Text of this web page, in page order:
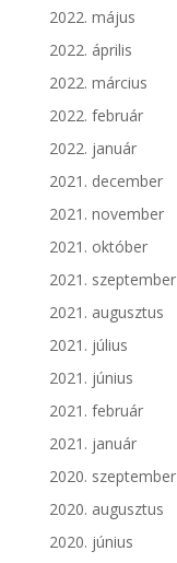
2022. május
2022. április
2022. március
2022. február
2022. január
2021. december
2021. november
2021. október
2021. szeptember
2021. augusztus
2021. július
2021. június
2021. február
2021. január
2020. szeptember
2020. augusztus
2020. június